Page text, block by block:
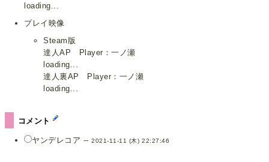
loading...
プレイ映像
Steam版
達人AP Player：一ノ瀬
loading...
達人裏AP Player：一ノ瀬
loading...
コメント
ヤンデレコア --2021-11-11 (木) 22:27:46